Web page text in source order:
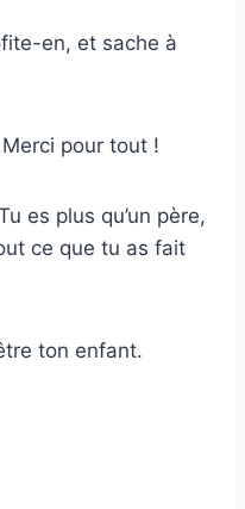
en, et sache à
pour tout !
es plus qu’un père,
ce que tu as fait
ton enfant.